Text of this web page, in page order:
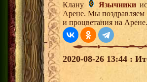
Клану Язычники
Арене. Мы поздравляем
и процветания на Арене.
2020-08-26 13:44 :